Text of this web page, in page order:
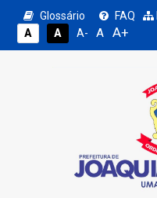
Glossário FAQ
A
A A- A A+